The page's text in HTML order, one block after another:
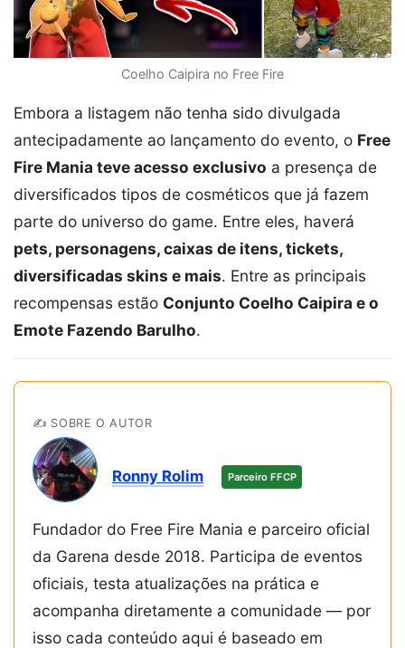
Coelho Caipira no Free Fire
Embora a listagem não tenha sido divulgada
antecipadamente ao lançamento do evento, o Free
Fire Mania teve acesso exclusivo a presença de
diversificados tipos de cosméticos que já fazem
parte do universo do game. Entre eles, haverá
pets, personagens, caixas de itens, tickets,
diversificadas skins e mais. Entre as principais
recompensas estão Conjunto Coelho Caipira e o
Emote Fazendo Barulho.
✍️ SOBRE O AUTOR
Ronny Rolim Parceiro FFCP
Fundador do Free Fire Mania e parceiro oficial
da Garena desde 2018. Participa de eventos
oficiais, testa atualizações na prática e
acompanha diretamente a comunidade — por
isso cada conteúdo aqui é baseado em